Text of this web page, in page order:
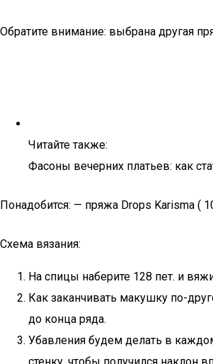
Обратите внимание: выбрана другая
Читайте также:
Фасоны вечерних платьев: как
Понадобится: — пряжа Drops Karisma (
Схема вязания:
На спицы наберите 128 пет. и
Как заканчивать макушку по-
до конца ряда.
Убавления будем делать в